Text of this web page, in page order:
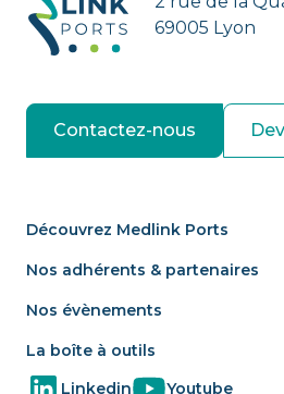
69005 Lyon
Contactez-nous
Découvrez Medlink Ports
Nos adhérents & partenaires
Nos évènements
La boîte à outils
Linkedin
Youtube